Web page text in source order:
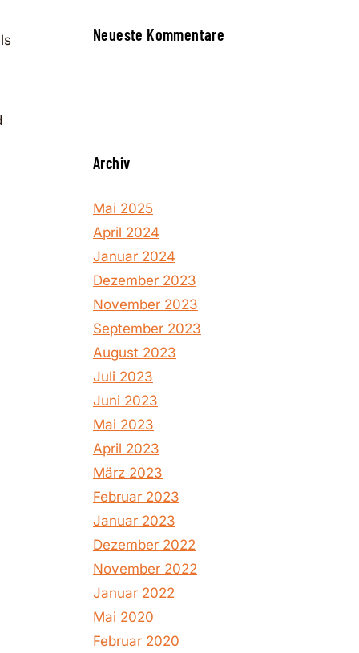
Neueste Kommentare
Archiv
Mai 2025
April 2024
Januar 2024
Dezember 2023
November 2023
September 2023
August 2023
Juli 2023
Juni 2023
Mai 2023
April 2023
März 2023
Februar 2023
Januar 2023
Dezember 2022
November 2022
Januar 2022
Mai 2020
Februar 2020